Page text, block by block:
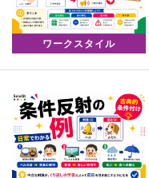
ワークスタイル